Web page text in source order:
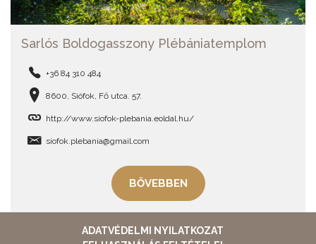
Sarlós Boldogasszony Plébániatemplom
+36 84 310 484
8600, Siófok, Fő utca. 57.
http://www.siofok-plebania.eoldal.hu/
siofok.plebania@gmail.com
BŐVEBBEN
ADATVÉDELMI NYILATKOZAT